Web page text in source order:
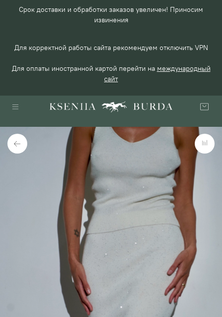
Срок доставки и обработки заказов увеличен! Приносим
извинения
Для корректной работы сайта рекомендуем отключить VPN
Для оплаты иностранной картой перейти на международный
сайт